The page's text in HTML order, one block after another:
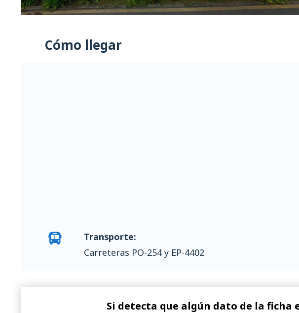
Cómo llegar
Transporte:
Carreteras PO-254 y EP-4402
Si detecta que algún dato de la